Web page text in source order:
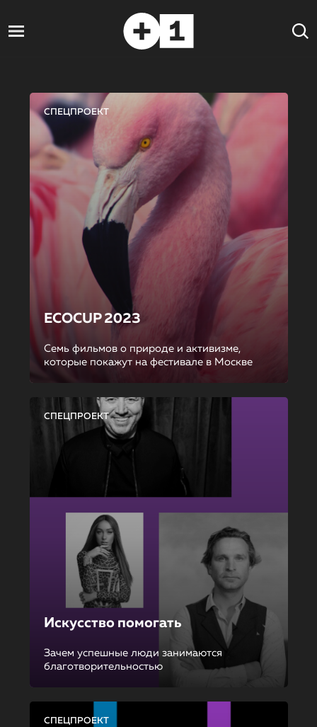
СПЕЦПРОЕКТ
ECOCUP 2023
Семь фильмов о природе и активизме,
которые покажут на фестивале в Москве
СПЕЦПРОЕКТ
Искусство помогать
Зачем успешные люди занимаются
благотворительностью
СПЕЦПРОЕКТ